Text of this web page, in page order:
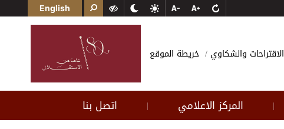
English
الاقتراحات والشكاوي خريطة الموقع
| المركز الاعلامي | اتصل بنا